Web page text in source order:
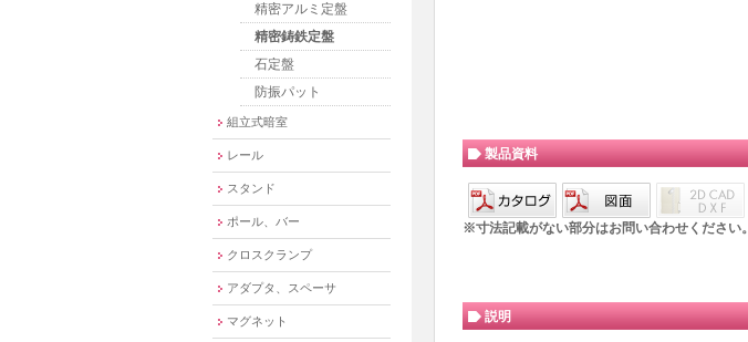
製品資料
※寸法記載がない部分はお問い合わせください。
説明
精密アルミ定盤
精密鋳鉄定盤
石定盤
防振パット
組立式暗室
レール
スタンド
ポール、バー
クロスクランプ
アダプタ、スペーサ
マグネット